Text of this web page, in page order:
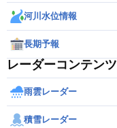
河川水位情報
長期予報
レーダーコンテンツ
雨雲レーダー
積雪レーダー